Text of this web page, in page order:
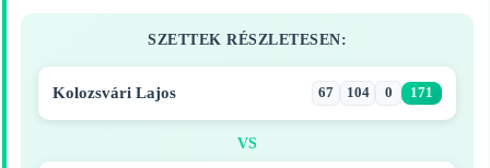
SZETTEK RÉSZLETESEN:
Kolozsvári Lajos 67 104 0 171
VS